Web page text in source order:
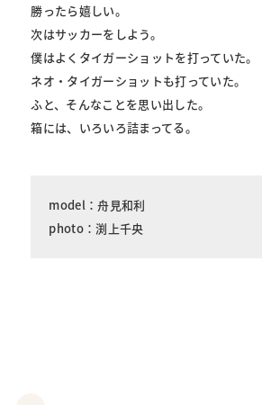
勝ったら嬉しい。
次はサッカーをしよう。
僕はよくタイガーショットを打っていた。
ネオ・タイガーショットも打っていた。
ふと、そんなことを思い出した。
箱には、いろいろ詰まってる。
model：舟見和利
photo：渕上千央